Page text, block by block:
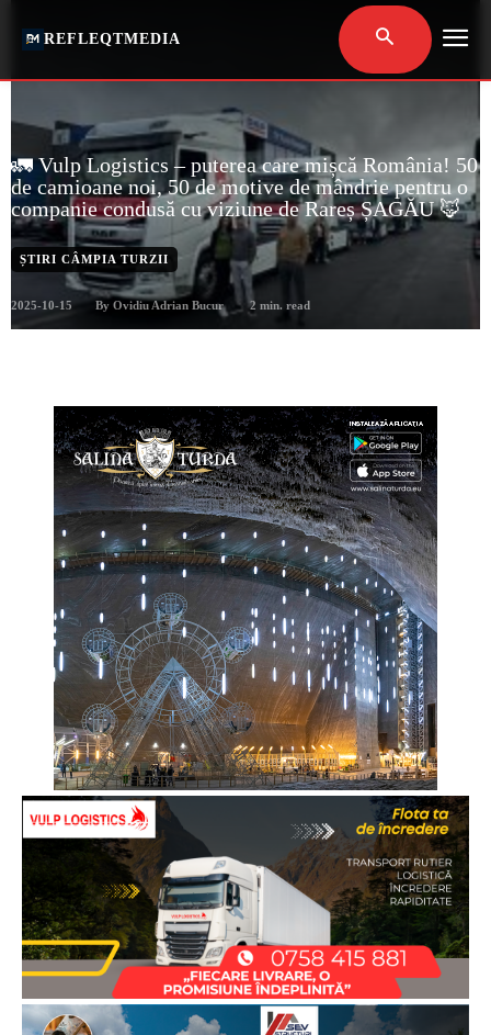
REFLEQTMEDIA
🚛 Vulp Logistics – puterea care mișcă România! 50
de camioane noi, 50 de motive de mândrie pentru o
companie condusă cu viziune de Rareș ȘAGĂU 🦊
ȘTIRI CÂMPIA TURZII
2025-10-15 By Ovidiu Adrian Bucur 2 min. read